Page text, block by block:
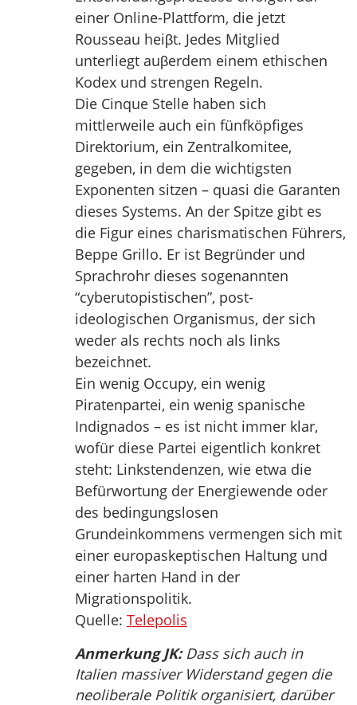
einer Online-Plattform, die jetzt
Rousseau heiβt. Jedes Mitglied
unterliegt auβerdem einem ethischen
Kodex und strengen Regeln.
Die Cinque Stelle haben sich
mittlerweile auch ein fünfköpfiges
Direktorium, ein Zentralkomitee,
gegeben, in dem die wichtigsten
Exponenten sitzen – quasi die Garanten
dieses Systems. An der Spitze gibt es
die Figur eines charismatischen Führers,
Beppe Grillo. Er ist Begründer und
Sprachrohr dieses sogenannten
“cyberutopistischen”, post-
ideologischen Organismus, der sich
weder als rechts noch als links
bezeichnet.
Ein wenig Occupy, ein wenig
Piratenpartei, ein wenig spanische
Indignados – es ist nicht immer klar,
wofür diese Partei eigentlich konkret
steht: Linkstendenzen, wie etwa die
Befürwortung der Energiewende oder
des bedingungslosen
Grundeinkommens vermengen sich mit
einer europaskeptischen Haltung und
einer harten Hand in der
Migrationspolitik.
Quelle: Telepolis
Anmerkung JK:Dass sich auch in
Italien massiver Widerstand gegen die
neoliberale Politik organisiert, darüber